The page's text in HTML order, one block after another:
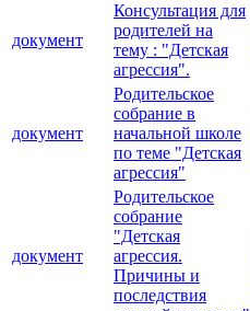
документ
Консультация для
родителей на
тему : "Детская
агрессия".
документ
Родительское
собрание в
начальной школе
по теме "Детская
агрессия"
документ
Родительское
собрание
"Детская
агрессия.
Причины и
последствия